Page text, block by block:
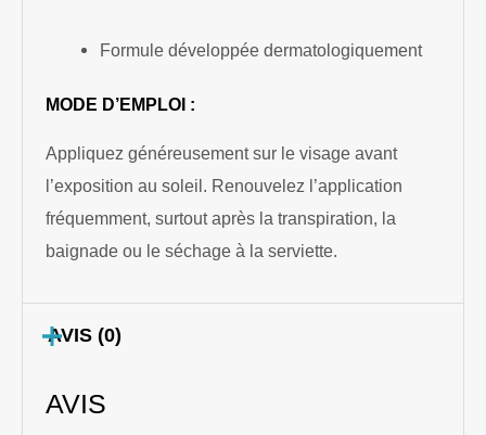
Formule développée dermatologiquement
MODE D’EMPLOI :
Appliquez généreusement sur le visage avant
l’exposition au soleil. Renouvelez l’application
fréquemment, surtout après la transpiration, la
baignade ou le séchage à la serviette.
AVIS (0)
AVIS